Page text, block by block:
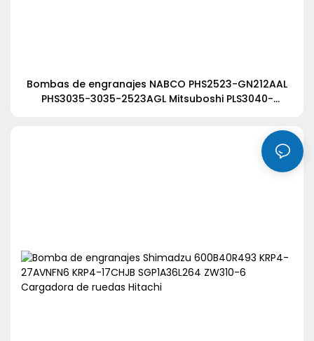
Bombas de engranajes NABCO PHS2523-GN212AAL
PHS3035-3035-2523AGL Mitsuboshi PLS3040-